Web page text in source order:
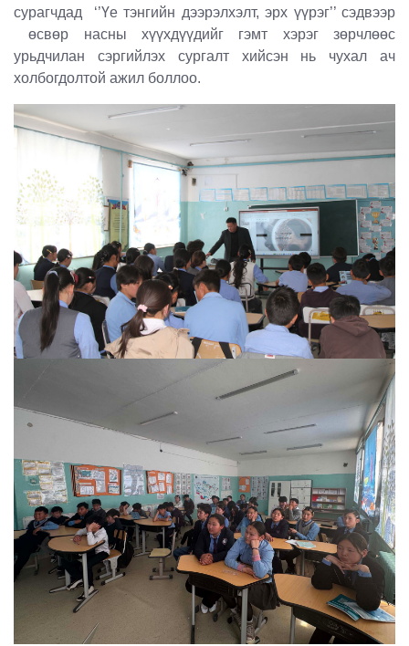
сурагчдад ‘’Үе тэнгийн дээрэлхэлт, эрх үүрэг’’ сэдвээр
өсвөр насны хүүхдүүдийг гэмт хэрэг зөрчлөөс
урьдчилан сэргийлэх сургалт хийсэн нь чухал ач
холбогдолтой ажил боллоо.